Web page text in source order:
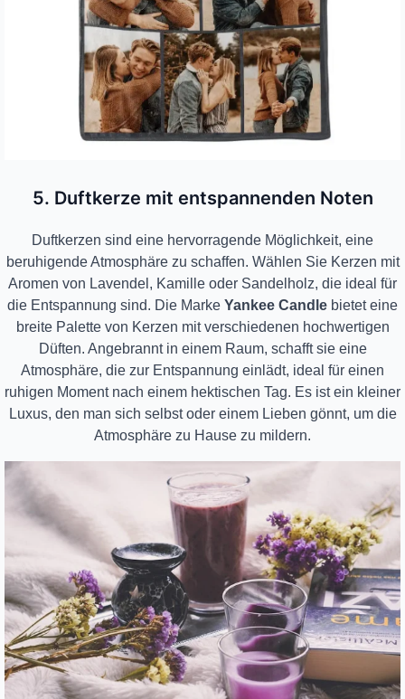
5. Duftkerze mit entspannenden Noten
Duftkerzen sind eine hervorragende Möglichkeit, eine
beruhigende Atmosphäre zu schaffen. Wählen Sie Kerzen mit
Aromen von Lavendel, Kamille oder Sandelholz, die ideal für
die Entspannung sind. Die Marke Yankee Candle bietet eine
breite Palette von Kerzen mit verschiedenen hochwertigen
Düften. Angebrannt in einem Raum, schafft sie eine
Atmosphäre, die zur Entspannung einlädt, ideal für einen
ruhigen Moment nach einem hektischen Tag. Es ist ein kleiner
Luxus, den man sich selbst oder einem Lieben gönnt, um die
Atmosphäre zu Hause zu mildern.